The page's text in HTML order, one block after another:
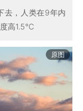
去，人类在9年内
度高1.5℃
原图